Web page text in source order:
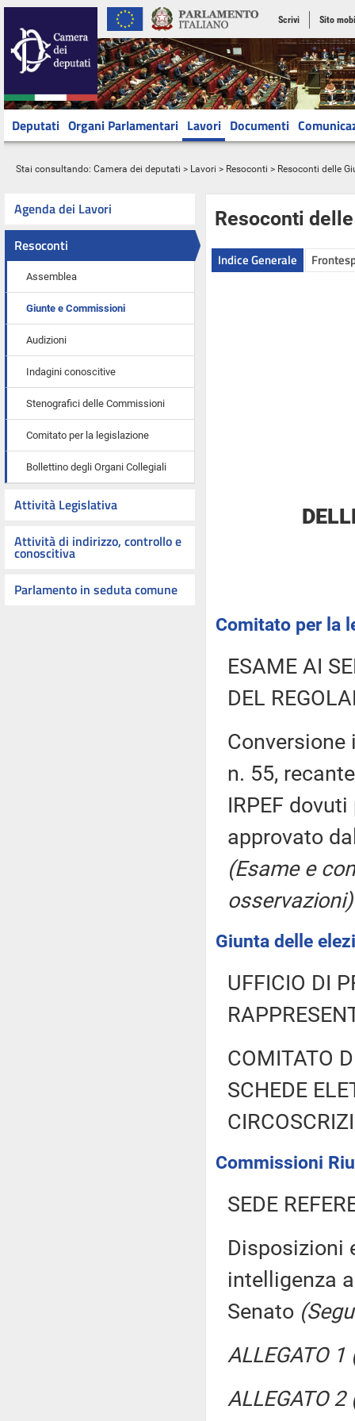
Scrivi Sito
Deputati Organi Parlamentari Lavori Documenti
Stai consultando: Camera dei deputati > Lavori > Resoconti > Resoconti delle
Agenda dei Lavori
Resoconti
Assemblea
Giunte e Commissioni
Audizioni
Indagini conoscitive
Stenografici delle Commissioni
Comitato per la legislazione
Bollettino degli Organi Collegiali
Attività Legislativa
Attività di indirizzo, controllo e
conoscitiva
Parlamento in seduta comune
Resoconti
Indice Generale
Comitato per la
ESAME AI
DEL
Conversione
n. 55,
IRPEF
approvato
(Esame e
osservazioni)
Giunta delle
UFFICIO DI
COMITATO
SCHEDE
Commissioni
SEDE
Disposizioni
intelligenza
Senato
ALLEGATO
ALLEGATO